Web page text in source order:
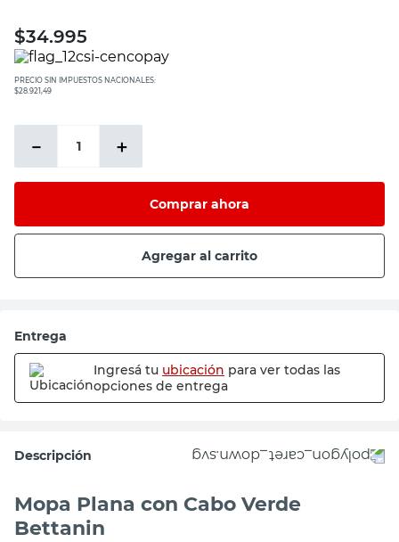
$34.995
PRECIO SIN IMPUESTOS NACIONALES:
$28.921,49
＋
－
Comprar ahora
Agregar al carrito
Entrega
Ingresá tu ubicación para ver todas las
opciones de entrega
Descripción
Mopa Plana con Cabo Verde
Bettanin